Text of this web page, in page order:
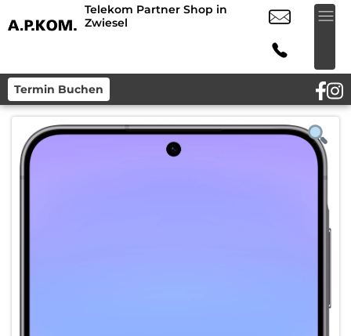
Telekom Partner Shop in
Zwiesel
Termin Buchen